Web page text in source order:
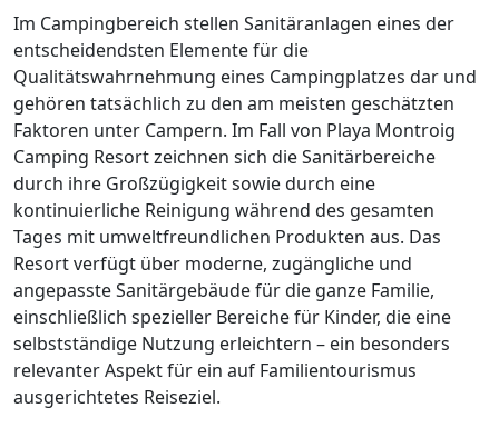
Im Campingbereich stellen Sanitäranlagen eines der
entscheidendsten Elemente für die
Qualitätswahrnehmung eines Campingplatzes dar und
gehören tatsächlich zu den am meisten geschätzten
Faktoren unter Campern. Im Fall von Playa Montroig
Camping Resort zeichnen sich die Sanitärbereiche
durch ihre Großzügigkeit sowie durch eine
kontinuierliche Reinigung während des gesamten
Tages mit umweltfreundlichen Produkten aus. Das
Resort verfügt über moderne, zugängliche und
angepasste Sanitärgebäude für die ganze Familie,
einschließlich spezieller Bereiche für Kinder, die eine
selbstständige Nutzung erleichtern – ein besonders
relevanter Aspekt für ein auf Familientourismus
ausgerichtetes Reiseziel.